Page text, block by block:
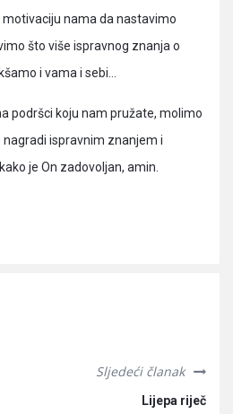
nama da nastavimo
što više ispravnog znanja o
i vama i sebi…
podršci koju nam pružate, molimo
ispravnim znanjem i
je On zadovoljan, amin.
Sljedeći članak
Lijepa riječ